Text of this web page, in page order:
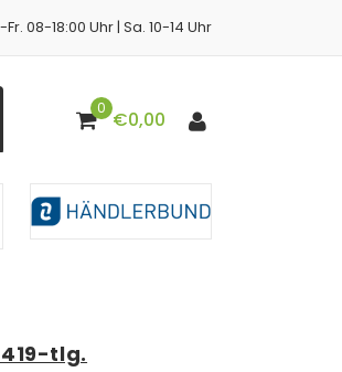
08-18:00 Uhr | Sa. 10-14 Uhr
0 €0,00
tlg.